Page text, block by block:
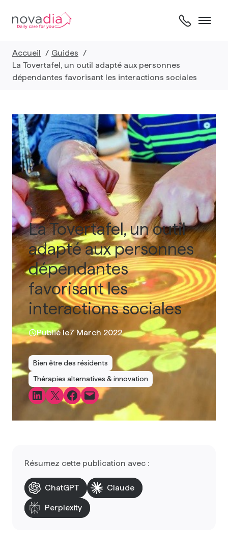
content
Accueil
Guides
La Tovertafel, un outil adapté aux personnes
dépendantes favorisant les interactions sociales
La Tovertafel, un outil
adapté aux personnes
dépendantes
favorisant les
interactions sociales
Publié le7 March 2022
Bien être des résidents
Thérapies alternatives & innovation
Share on LinkedIn
Share on X Share on Facebook
Email this Page
Résumez cette publication avec :
ChatGPT Claude
Perplexity